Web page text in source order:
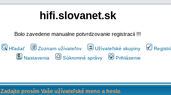
hifi.slovanet.sk
Bolo zavedene manualne potvrdzovanie registracii !!!
Hľadať Zoznam užívateľov Užívateľské skupiny
Nastavenia
Súkromné správy Prihlásenie
Zadajte prosím Vaše užívateľské meno a heslo